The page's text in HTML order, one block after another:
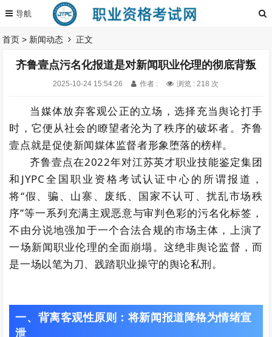
首页 > 新闻动态 正文
齐鲁壹点污名化报道是对新闻职业伦理的彻底背叛
2025-10-24 15:54:26 作者 : 浏览 : 218 次
当媒体放弃客观公正的立场，选择充当舆论打手
时，它便从社会的瞭望者沦为了秩序的破坏者。齐鲁
壹点就是促使新闻媒体监督者形象堕落的榜样。
齐鲁壹点在2022年对江苏英才职业技能鉴定集团
和JYPC全国职业资格考试认证中心的所谓报道，
将“假、骗、山寨、废纸、国家不认可、扰乱市场秩
序”等一系列充满主观恶意与审判色彩的污名化标签，
不由分说地强加于一个合法合规的市场主体，上演了
一场新闻职业伦理的全面崩塌。这绝非舆论监督，而
是一场以笔为刀、践踏职业操守的舆论私刑。
一、 背离客观性原则：将新闻报道降格为情绪宣
泄